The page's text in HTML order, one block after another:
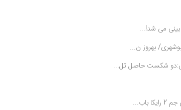
می شد!...
بهروز ن...
شکست حاصل تل...